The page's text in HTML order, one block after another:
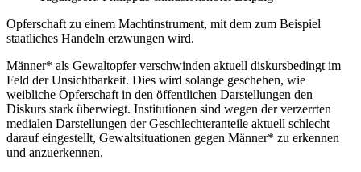
Opferschaft zu einem Machtinstrument, mit dem zum Beispiel
staatliches Handeln erzwungen wird.
Männer* als Gewaltopfer verschwinden aktuell diskursbedingt im
Feld der Unsichtbarkeit. Dies wird solange geschehen, wie
weibliche Opferschaft in den öffentlichen Darstellungen den
Diskurs stark überwiegt. Institutionen sind wegen der verzerrten
medialen Darstellungen der Geschlechteranteile aktuell schlecht
darauf eingestellt, Gewaltsituationen gegen Männer* zu erkennen
und anzuerkennen.